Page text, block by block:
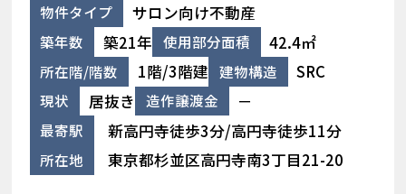
物件タイプ サロン向け不動産
築年数 築21年 使用部分面積 42.4㎡
所在階/階数 1階/3階建 建物構造 SRC
現状 居抜き 造作譲渡金 －
最寄駅 新高円寺徒歩3分/高円寺徒歩11分
所在地 東京都杉並区高円寺南3丁目21-20